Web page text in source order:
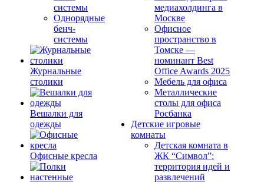
системы
Однорядные
бенч-
системы
Журнальные
столики
Вешалки для
одежды
Офисные кресла
медиахолдинга в
Москве
Офисное
пространство в
Томске —
номинант Best
Office Awards 2025
Мебель для офиса
Металлические
столы для офиса
Росбанка
Детские игровые
комнаты
Детская комната в
ЖК “Символ”:
территория идей и
развлечений